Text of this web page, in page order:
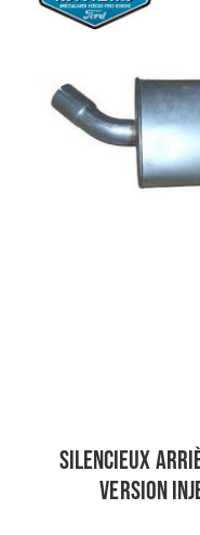
Silencieux
Version